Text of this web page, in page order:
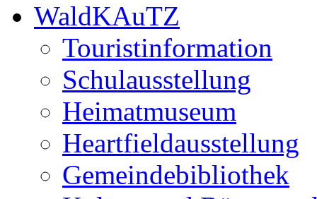
WaldKAuTZ
Touristinformation
Schulausstellung
Heimatmuseum
Heartfieldausstellung
Gemeindebibliothek